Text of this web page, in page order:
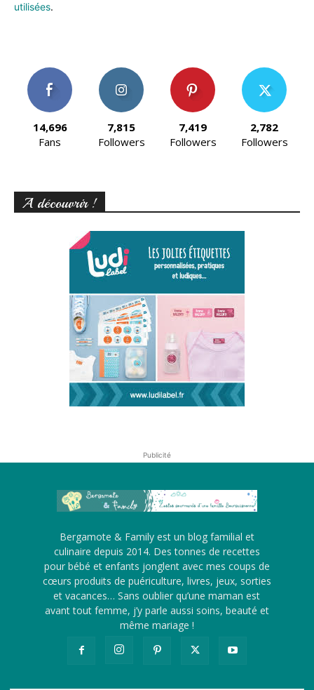
utilisées.
14,696
Fans
7,815
Followers
7,419
Followers
2,782
Followers
A découvrir !
Publicité
Bergamote & Family est un blog familial et
culinaire depuis 2014. Des tonnes de recettes
pour bébé et enfants jonglent avec mes coups de
cœurs produits de puériculture, livres, jeux, sorties
et vacances… Sans oublier qu’une maman est
avant tout femme, j’y parle aussi soins, beauté et
même mariage !